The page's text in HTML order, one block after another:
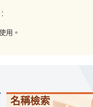
用。
名稱檢索